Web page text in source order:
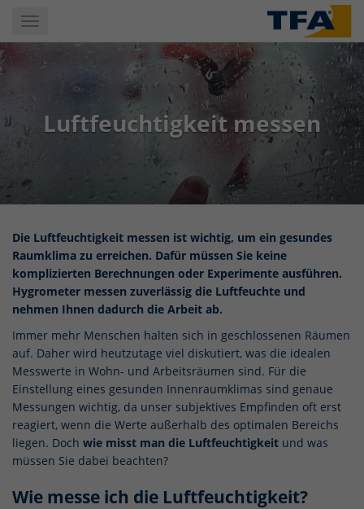
main
content
Toggle
navigation
Luftfeuchtigkeit messen
Die Luftfeuchtigkeit messen ist wichtig, um ein gesundes
Raumklima zu erreichen. Dafür müssen Sie keine
komplizierten Berechnungen oder Experimente ausführen.
Hygrometer messen zuverlässig die Luftfeuchte und
nehmen Ihnen dadurch die Arbeit ab.
Immer mehr Menschen halten sich in geschlossenen Räumen
auf. Daher wird heutzutage viel diskutiert, was die idealen
Messwerte in Wohn- und Arbeitsräumen sind. Für die
Einstellung eines gesunden Innenraumklimas sind genaue
Messungen wichtig, da unser subjektives Empfinden oft erst
reagiert, wenn die Werte außerhalb des optimalen Bereichs
liegen. Doch wie misst man die Luftfeuchtigkeit und was
müssen Sie dabei beachten?
Wie messe ich die Luftfeuchtigkeit?